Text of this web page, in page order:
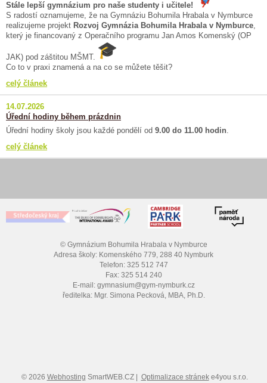
Stále lepší gymnázium pro naše studenty i učitele!
S radostí oznamujeme, že na Gymnáziu Bohumila Hrabala v Nymburce
realizujeme projekt Rozvoj Gymnázia Bohumila Hrabala v Nymburce,
který je financovaný z Operačního programu Jan Amos Komenský (OP
JAK) pod záštitou MŠMT.
Co to v praxi znamená a na co se můžete těšit?
celý článek
14.07.2026
Úřední hodiny během prázdnin
Úřední hodiny školy jsou každé pondělí od 9.00 do 11.00 hodin.
celý článek
© Gymnázium Bohumila Hrabala v Nymburce
Adresa školy: Komenského 779, 288 40 Nymburk
Telefon: 325 512 747
Fax: 325 514 240
E-mail: gymnasium@gym-nymburk.cz
ředitelka: Mgr. Simona Pecková, MBA, Ph.D.
© 2026 Webhosting SmartWEB.CZ | Optimalizace stráneke4you s.r.o.